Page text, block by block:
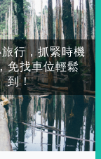
行，抓緊時機
免找車位輕鬆
到！